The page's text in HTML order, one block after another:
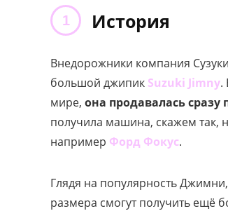
История
Внедорожники компания
большой джипик Suzuki Jimny.
мире, она продавалась
получила машина, скажем так,
например Форд Фокус.
Глядя на популярность
размера смогут получить ещё